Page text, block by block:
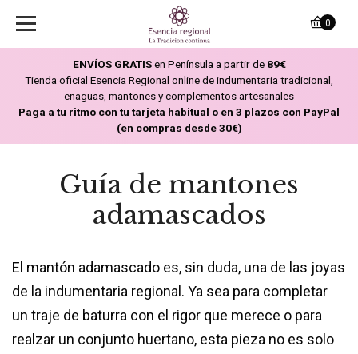
ENVÍOS GRATISen Península a partir de 89€
Tienda oficial Esencia Regional online de indumentaria tradicional,
enaguas, mantones y complementos artesanales
Paga a tu ritmo con tu tarjeta habitual o en 3 plazos con PayPal
(en compras desde 30€)
0
Guía de mantones
adamascados
El mantón adamascado es, sin duda, una de las joyas
de la indumentaria regional. Ya sea para completar
un traje de baturra con el rigor que merece o para
realzar un conjunto huertano, esta pieza no es solo